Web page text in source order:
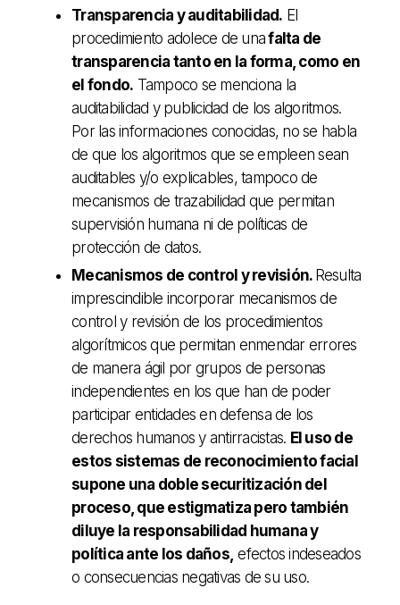
Transparencia y auditabilidad. El
procedimiento adolece de unafalta de
transparencia tanto en la forma, como en
el fondo. Tampoco se menciona la
auditabilidad y publicidad de los algoritmos.
Por las informaciones conocidas, no se habla
de que los algoritmos que se empleen sean
auditables y/o explicables, tampoco de
mecanismos de trazabilidad que permitan
supervisión humana ni de políticas de
protección de datos.
Mecanismos de control y revisión. Resulta
imprescindible incorporar mecanismos de
control y revisión de los procedimientos
algorítmicos que permitan enmendar errores
de manera ágil por grupos de personas
independientes en los que han de poder
participar entidades en defensa de los
derechos humanos y antirracistas. El uso de
estos sistemas de reconocimiento facial
supone una doble securitización del
proceso, que estigmatiza pero también
diluye la responsabilidad humana y
política ante los daños, efectos indeseados
o consecuencias negativas de su uso.